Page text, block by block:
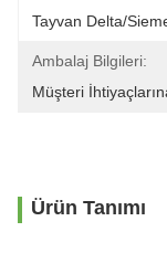
Tayvan Delta/
Ambalaj Bilgileri:
Müşteri
Ürün Tanımı